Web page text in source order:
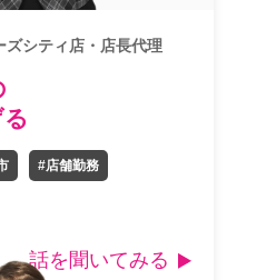
ズシティ店・店長代理
#店舗勤務
話を聞いてみる